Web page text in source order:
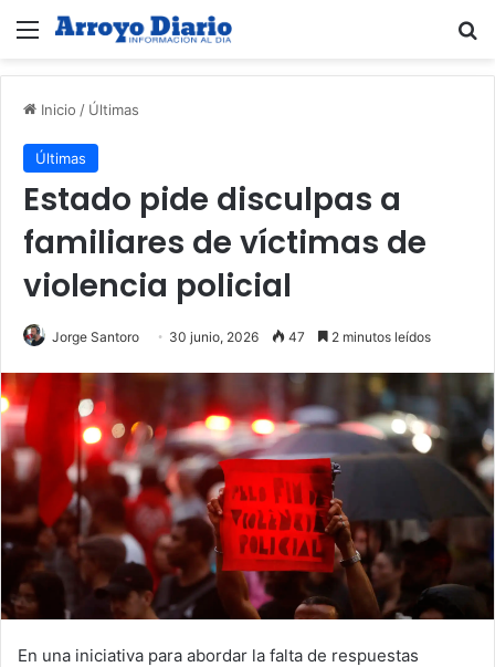
Menú
Inicio / Últimas
Últimas
Estado pide disculpas a
familiares de víctimas de
violencia policial
Jorge Santoro 30 junio, 2026 47 2 minutos leídos
En una iniciativa para abordar la falta de respuestas